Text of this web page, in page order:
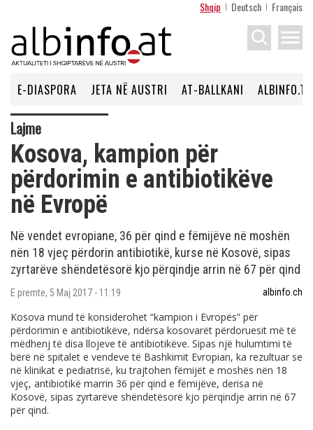
Shqip Deutsch Français
menu
E-DIASPORA JETA NË AUSTRI AT-BALLKANI ALBINFO.TV
Lajme
Kosova, kampion për
përdorimin e antibiotikëve
në Evropë
Në vendet evropiane, 36 për qind e fëmijëve në moshën
nën 18 vjeç përdorin antibiotikë, kurse në Kosovë, sipas
zyrtarëve shëndetësorë kjo përqindje arrin në 67 për qind
E premte, 5 Maj 2017 - 11:19 albinfo.ch
Kosova mund të konsiderohet “kampion i Evropës” për
përdorimin e antibiotikëve, ndërsa kosovarët përdoruesit më të
mëdhenj të disa llojeve të antibiotikëve. Sipas një hulumtimi të
bërë në spitalet e vendeve të Bashkimit Evropian, ka rezultuar se
në klinikat e pediatrisë, ku trajtohen fëmijët e moshës nën 18
vjeç, antibiotikë marrin 36 për qind e fëmijëve, derisa në
Kosovë, sipas zyrtarëve shëndetësorë kjo përqindje arrin në 67
për qind.